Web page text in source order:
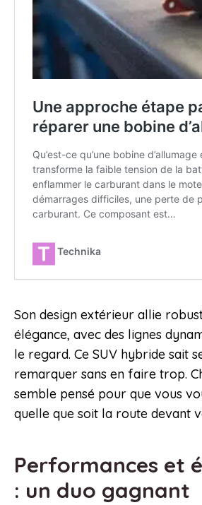
Son design extérieur allie
élégance, avec des lignes
le regard. Ce SUV hybride sait
remarquer sans en faire trop.
semble pensé pour que vous
quelle que soit la route devant
Performances et
: un duo gagnant